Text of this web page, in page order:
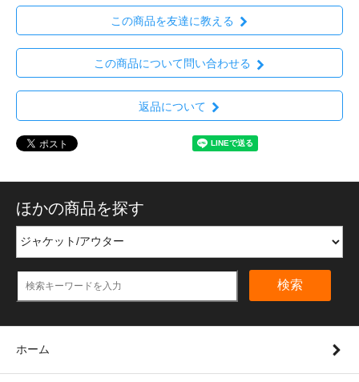
この商品を友達に教える
この商品について問い合わせる
返品について
ほかの商品を探す
検索
ホーム